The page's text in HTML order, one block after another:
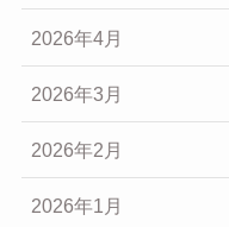
2026年4月
2026年3月
2026年2月
2026年1月